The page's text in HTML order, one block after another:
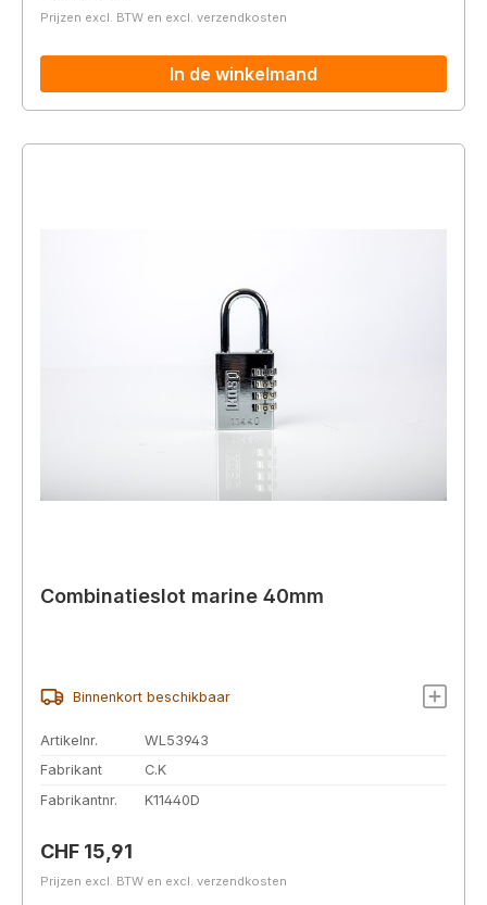
Prijzen excl. BTW en excl. verzendkosten
In de winkelmand
Combinatieslot marine 40mm
Binnenkort beschikbaar
Artikelnr.
WL53943
Fabrikant
C.K
Fabrikantnr.
K11440D
Normale prijs:
CHF 15,91
Prijzen excl. BTW en excl. verzendkosten